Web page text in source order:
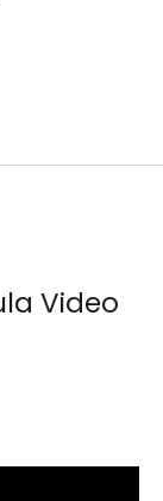
Servicios
Video